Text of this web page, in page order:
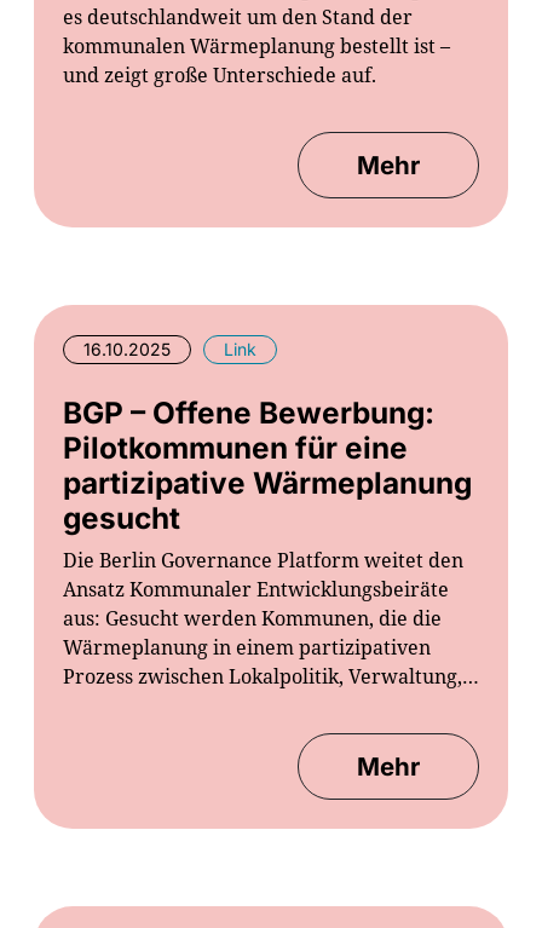
es deutschlandweit um den Stand der
kommunalen Wärmeplanung bestellt ist –
und zeigt große Unterschiede auf.
Mehr
16.10.2025 Link
BGP – Offene Bewerbung:
Pilotkommunen für eine
partizipative Wärmeplanung
gesucht
Die Berlin Governance Platform weitet den
Ansatz Kommunaler Entwicklungsbeiräte
aus: Gesucht werden Kommunen, die die
Wärmeplanung in einem partizipativen
Prozess zwischen Lokalpolitik, Verwaltung,…
Mehr